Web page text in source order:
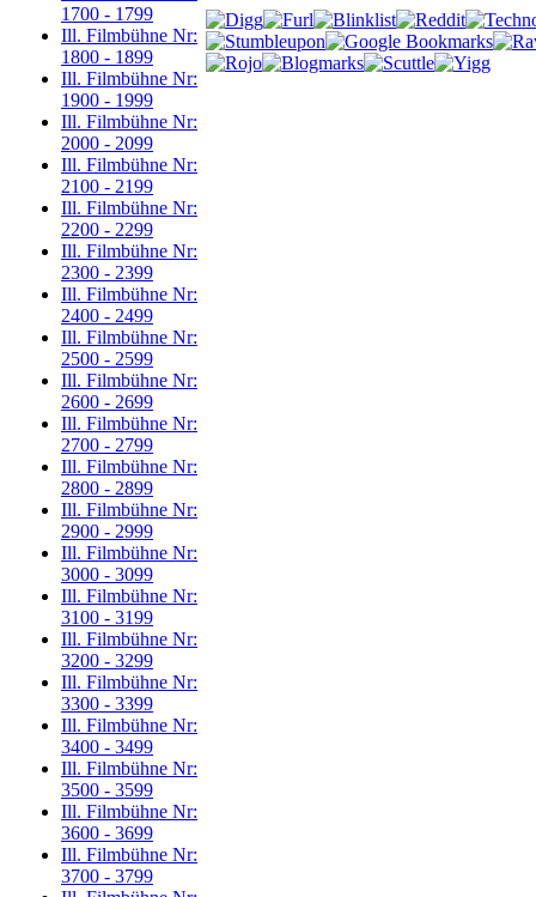
1700 - 1799
Ill. Filmbühne Nr:
1800 - 1899
Ill. Filmbühne Nr:
1900 - 1999
Ill. Filmbühne Nr:
2000 - 2099
Ill. Filmbühne Nr:
2100 - 2199
Ill. Filmbühne Nr:
2200 - 2299
Ill. Filmbühne Nr:
2300 - 2399
Ill. Filmbühne Nr:
2400 - 2499
Ill. Filmbühne Nr:
2500 - 2599
Ill. Filmbühne Nr:
2600 - 2699
Ill. Filmbühne Nr:
2700 - 2799
Ill. Filmbühne Nr:
2800 - 2899
Ill. Filmbühne Nr:
2900 - 2999
Ill. Filmbühne Nr:
3000 - 3099
Ill. Filmbühne Nr:
3100 - 3199
Ill. Filmbühne Nr:
3200 - 3299
Ill. Filmbühne Nr:
3300 - 3399
Ill. Filmbühne Nr:
3400 - 3499
Ill. Filmbühne Nr:
3500 - 3599
Ill. Filmbühne Nr:
3600 - 3699
Ill. Filmbühne Nr:
3700 - 3799